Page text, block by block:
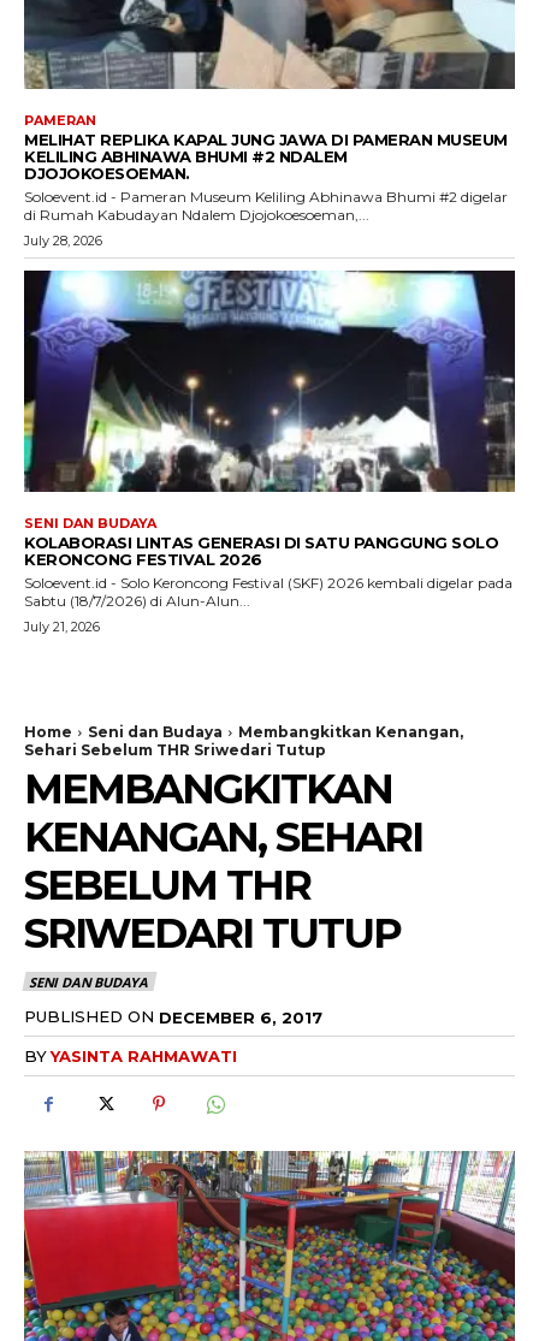
PAMERAN
MELIHAT REPLIKA KAPAL JUNG JAWA DI PAMERAN MUSEUM
KELILING ABHINAWA BHUMI #2 NDALEM
DJOJOKOESOEMAN.
Soloevent.id - Pameran Museum Keliling Abhinawa Bhumi #2 digelar
di Rumah Kabudayan Ndalem Djojokoesoeman,...
July 28, 2026
SENI DAN BUDAYA
KOLABORASI LINTAS GENERASI DI SATU PANGGUNG SOLO
KERONCONG FESTIVAL 2026
Soloevent.id - Solo Keroncong Festival (SKF) 2026 kembali digelar pada
Sabtu (18/7/2026) di Alun-Alun...
July 21, 2026